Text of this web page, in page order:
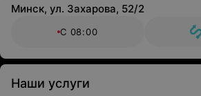
Минск, ул. Захарова, 52/2
С 08:00
Наши услуги